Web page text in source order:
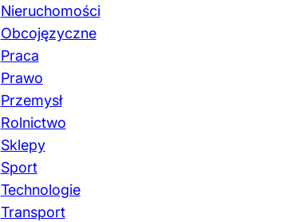
Nieruchomości
Obcojęzyczne
Praca
Prawo
Przemysł
Rolnictwo
Sklepy
Sport
Technologie
Transport